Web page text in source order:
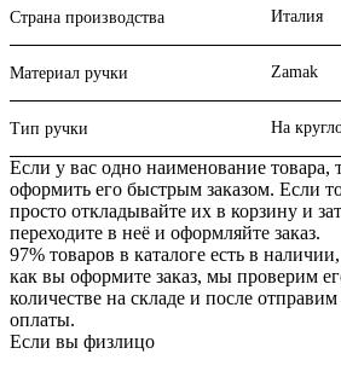
Страна производства Италия
Материал ручки Zamak
Тип ручки На
Если у вас одно наименование товара,
оформить его быстрым заказом. Если
просто откладывайте их в корзину и
переходите в неё и оформляйте заказ.
97% товаров в каталоге есть в
как вы оформите заказ, мы проверим
количестве на складе и после
оплаты.
Если вы физлицо